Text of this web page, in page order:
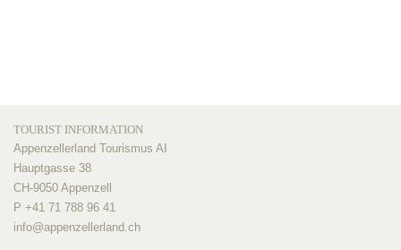
TOURIST INFORMATION
Appenzellerland Tourismus AI
Hauptgasse 38
CH-9050 Appenzell
P +41 71 788 96 41
info@appenzellerland.ch